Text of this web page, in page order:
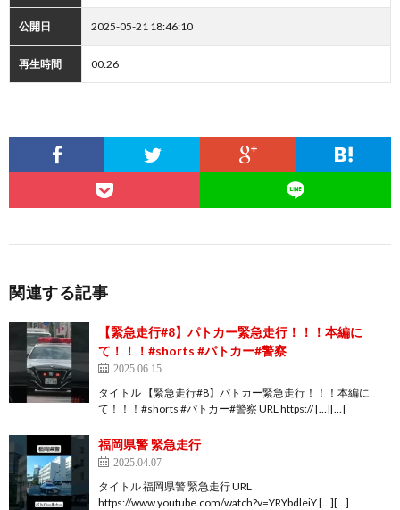
公開日 2025-05-21 18:46:10
再生時間 00:26
関連する記事
【緊急走行#8】パトカー緊急走行！！！本編に
て！！！#shorts #パトカー#警察
2025.06.15
タイトル 【緊急走行#8】パトカー緊急走行！！！本編に
て！！！#shorts #パトカー#警察 URL https:// […][…]
福岡県警 緊急走行
2025.04.07
タイトル 福岡県警 緊急走行 URL
https://www.youtube.com/watch?v=YRYbdleiY […][…]